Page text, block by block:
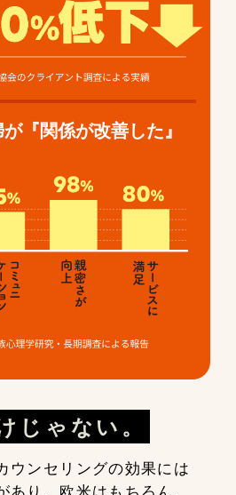
『関係が改善した』
じゃない。
ウンセリングの効果には
り、欧米はもちろん、